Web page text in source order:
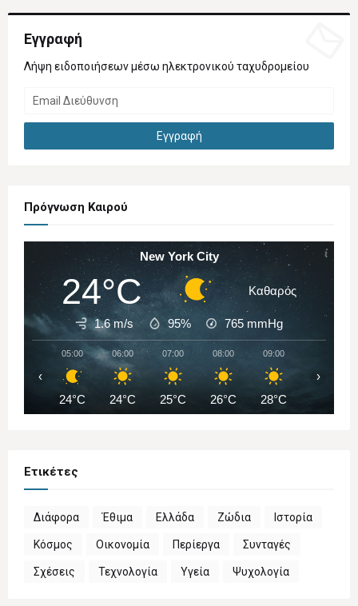
Εγγραφή
Λήψη ειδοποιήσεων μέσω ηλεκτρονικού ταχυδρομείου
Πρόγνωση Καιρού
New York City
24°C Καθαρός
1.6 m/s 95% 765 mmHg
05:00
24°C
06:00
24°C
07:00
25°C
08:00
26°C
09:00
28°C
‹ ›
Ετικέτες
Διάφορα Έθιμα Ελλάδα Ζώδια Ιστορία
Κόσμος Οικονομία Περίεργα Συνταγές
Σχέσεις Τεχνολογία Υγεία Ψυχολογία